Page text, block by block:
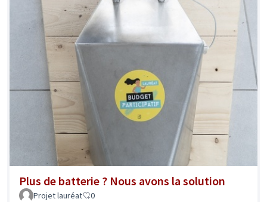
Plus de batterie ? Nous avons la solution
Projet lauréat 0